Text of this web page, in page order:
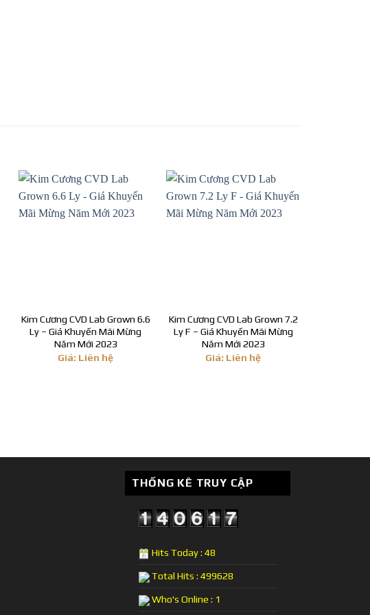
Kim Cương CVD Lab Grown 6.6
Ly – Giá Khuyến Mãi Mừng
Năm Mới 2023
Giá: Liên hệ
Kim Cương CVD Lab Grown 7.2
Ly F – Giá Khuyến Mãi Mừng
Năm Mới 2023
Giá: Liên hệ
THỐNG KÊ TRUY CẬP
Hits Today : 48
Total Hits : 499628
Who's Online : 1